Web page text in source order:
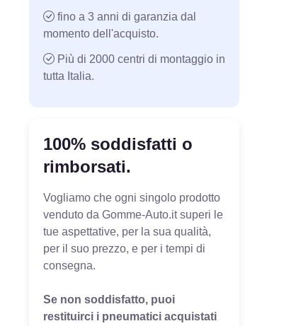
fino a 3 anni di garanzia dal
momento dell'acquisto.
Più di 2000 centri di montaggio in
tutta Italia.
100% soddisfatti o
rimborsati.
Vogliamo che ogni singolo prodotto
venduto da Gomme-Auto.it superi le
tue aspettative, per la sua qualità,
per il suo prezzo, e per i tempi di
consegna.
Se non soddisfatto, puoi
restituirci i pneumatici acquistati